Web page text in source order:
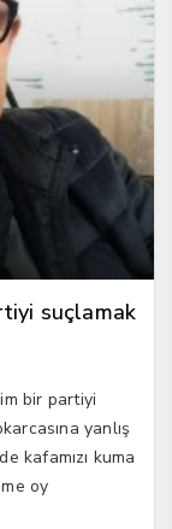
suçlamak
bir partiyi
yanlış
kafamızı kuma
oy